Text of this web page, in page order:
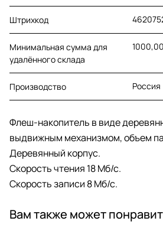
Штрихкод
Минимальная сумма для
удалённого склада
1000,00
Производство Россия
Флеш-накопитель в виде
выдвижным механизмом, объем
Деревянный корпус.
Cкорость чтения 18 Мб/с.
Скорость записи 8 Мб/с.
Вам также может